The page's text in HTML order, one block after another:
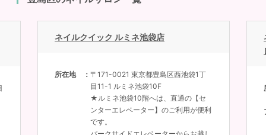
ネイルクイック ルミネ池袋店
所在地
〒171-0021 東京都豊島区西池袋1丁
目11-1 ルミネ池袋10F
★ルミネ池袋10階へは、直通の【セ
ンターエレベーター】のご利用が便利
です。